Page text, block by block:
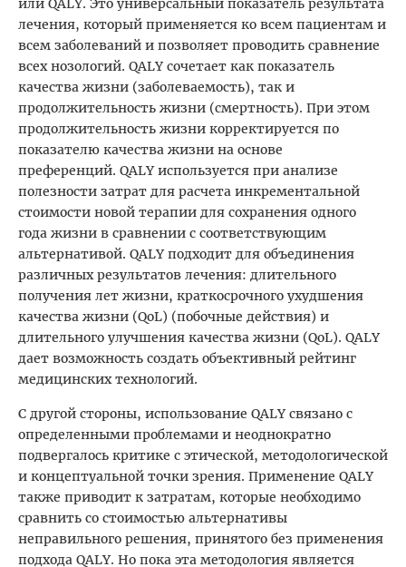
или QALY. Это универсальный показатель результата
лечения, который применяется ко всем пациентам и
всем заболеваний и позволяет проводить сравнение
всех нозологий. QALY сочетает как показатель
качества жизни (заболеваемость), так и
продолжительность жизни (смертность). При этом
продолжительность жизни корректируется по
показателю качества жизни на основе
преференций. QALY используется при анализе
полезности затрат для расчета инкрементальной
стоимости новой терапии для сохранения одного
года жизни в сравнении с соответствующим
альтернативой. QALY подходит для объединения
различных результатов лечения: длительного
получения лет жизни, краткосрочного ухудшения
качества жизни (QoL) (побочные действия) и
длительного улучшения качества жизни (QoL). QALY
дает возможность создать объективный рейтинг
медицинских технологий.
С другой стороны, использование QALY связано с
определенными проблемами и неоднократно
подвергалось критике с этической, методологической
и концептуальной точки зрения. Применение QALY
также приводит к затратам, которые необходимо
сравнить со стоимостью альтернативы
неправильного решения, принятого без применения
подхода QALY. Но пока эта методология является